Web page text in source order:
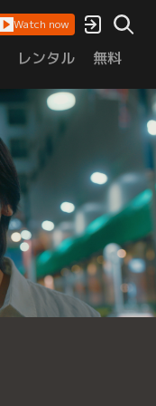
Watch now
レンタル 無料